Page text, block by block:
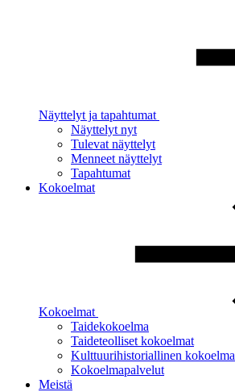
Näyttelyt ja tapahtumat
Näyttelyt nyt
Tulevat näyttelyt
Menneet näyttelyt
Tapahtumat
Kokoelmat
Kokoelmat
Taidekokoelma
Taideteolliset kokoelmat
Kulttuurihistoriallinen kokoelma
Kokoelmapalvelut
Meistä